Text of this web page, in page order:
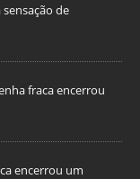
sensação de
fraca encerrou
encerrou um